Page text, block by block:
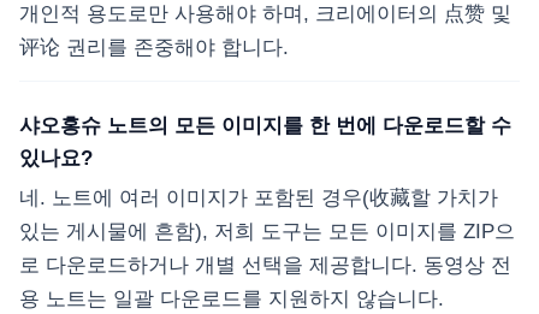
개인적 용도로만 사용해야 하며, 크리에이터의 点赞 및
评论 권리를 존중해야 합니다.
샤오홍슈 노트의 모든 이미지를 한 번에 다운로드할 수
있나요?
네. 노트에 여러 이미지가 포함된 경우(收藏할 가치가
있는 게시물에 흔함), 저희 도구는 모든 이미지를 ZIP으
로 다운로드하거나 개별 선택을 제공합니다. 동영상 전
용 노트는 일괄 다운로드를 지원하지 않습니다.